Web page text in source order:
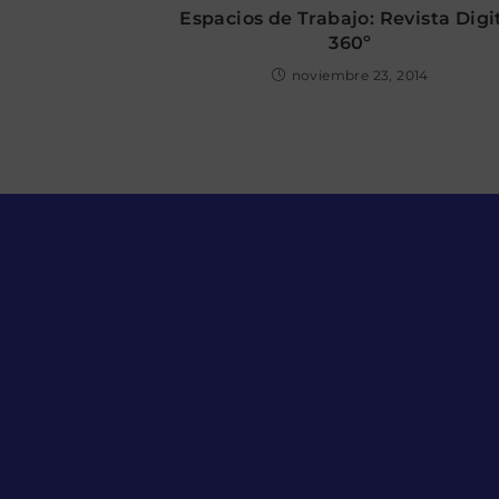
Espacios de Trabajo: Revista
360º
noviembre 23, 2014